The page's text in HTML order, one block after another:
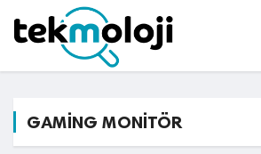
GAMİNG MONİTÖR